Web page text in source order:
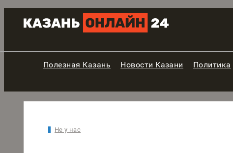
Полезная Казань Новости Казани Политика
Не у нас